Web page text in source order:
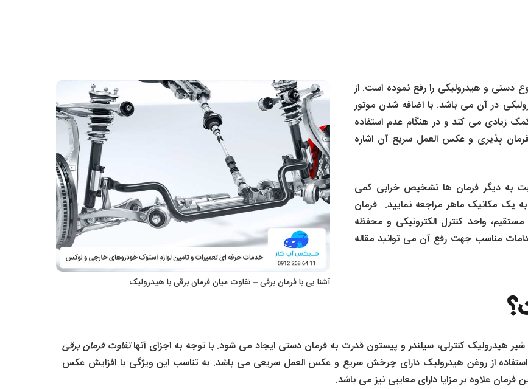
آشنا یی با فرمان برقی – تفاوت میان فرمان برقی با هیدرولیک
دستی و هیدرولیکی را رفع نموده است. از
در آن می باشد. با اضافه شدن موتور
زیادی می کند و در هنگام عدم استفاده
پذیری و عکس العمل سریع آن اشاره
به دیگر فرمان ها تشخیص خرابی کمی
یک مکانیک ماهر مراجعه نمایید. فرمان
واحد کنترل الکترونیکی و محفظه
مناسب جهت رفع آن می توانید مقاله
هیدرولیک کنترلی، سیلندر و پیستون قدرت به فرمان دستی ایجاد می شود. با توجه به اجزای آنهاتفاوت فرمان برقی
از روغن هیدرولیک دارای چرخش سریع و عکس العمل سریعی می باشد. به تناسب این ویژگی با افزایش عکس
علاوه بر مزایا دارای معایبی نیز می باشد.